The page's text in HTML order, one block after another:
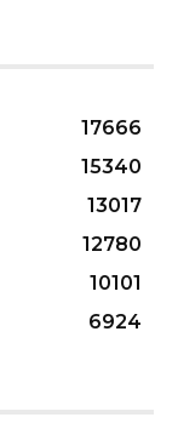
17666
15340
13017
12780
10101
6924